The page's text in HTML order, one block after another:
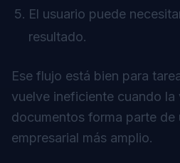
El usuario puede
resultado.
Ese flujo está bien para
vuelve ineficiente cuando la
documentos forma parte de
empresarial más amplio.